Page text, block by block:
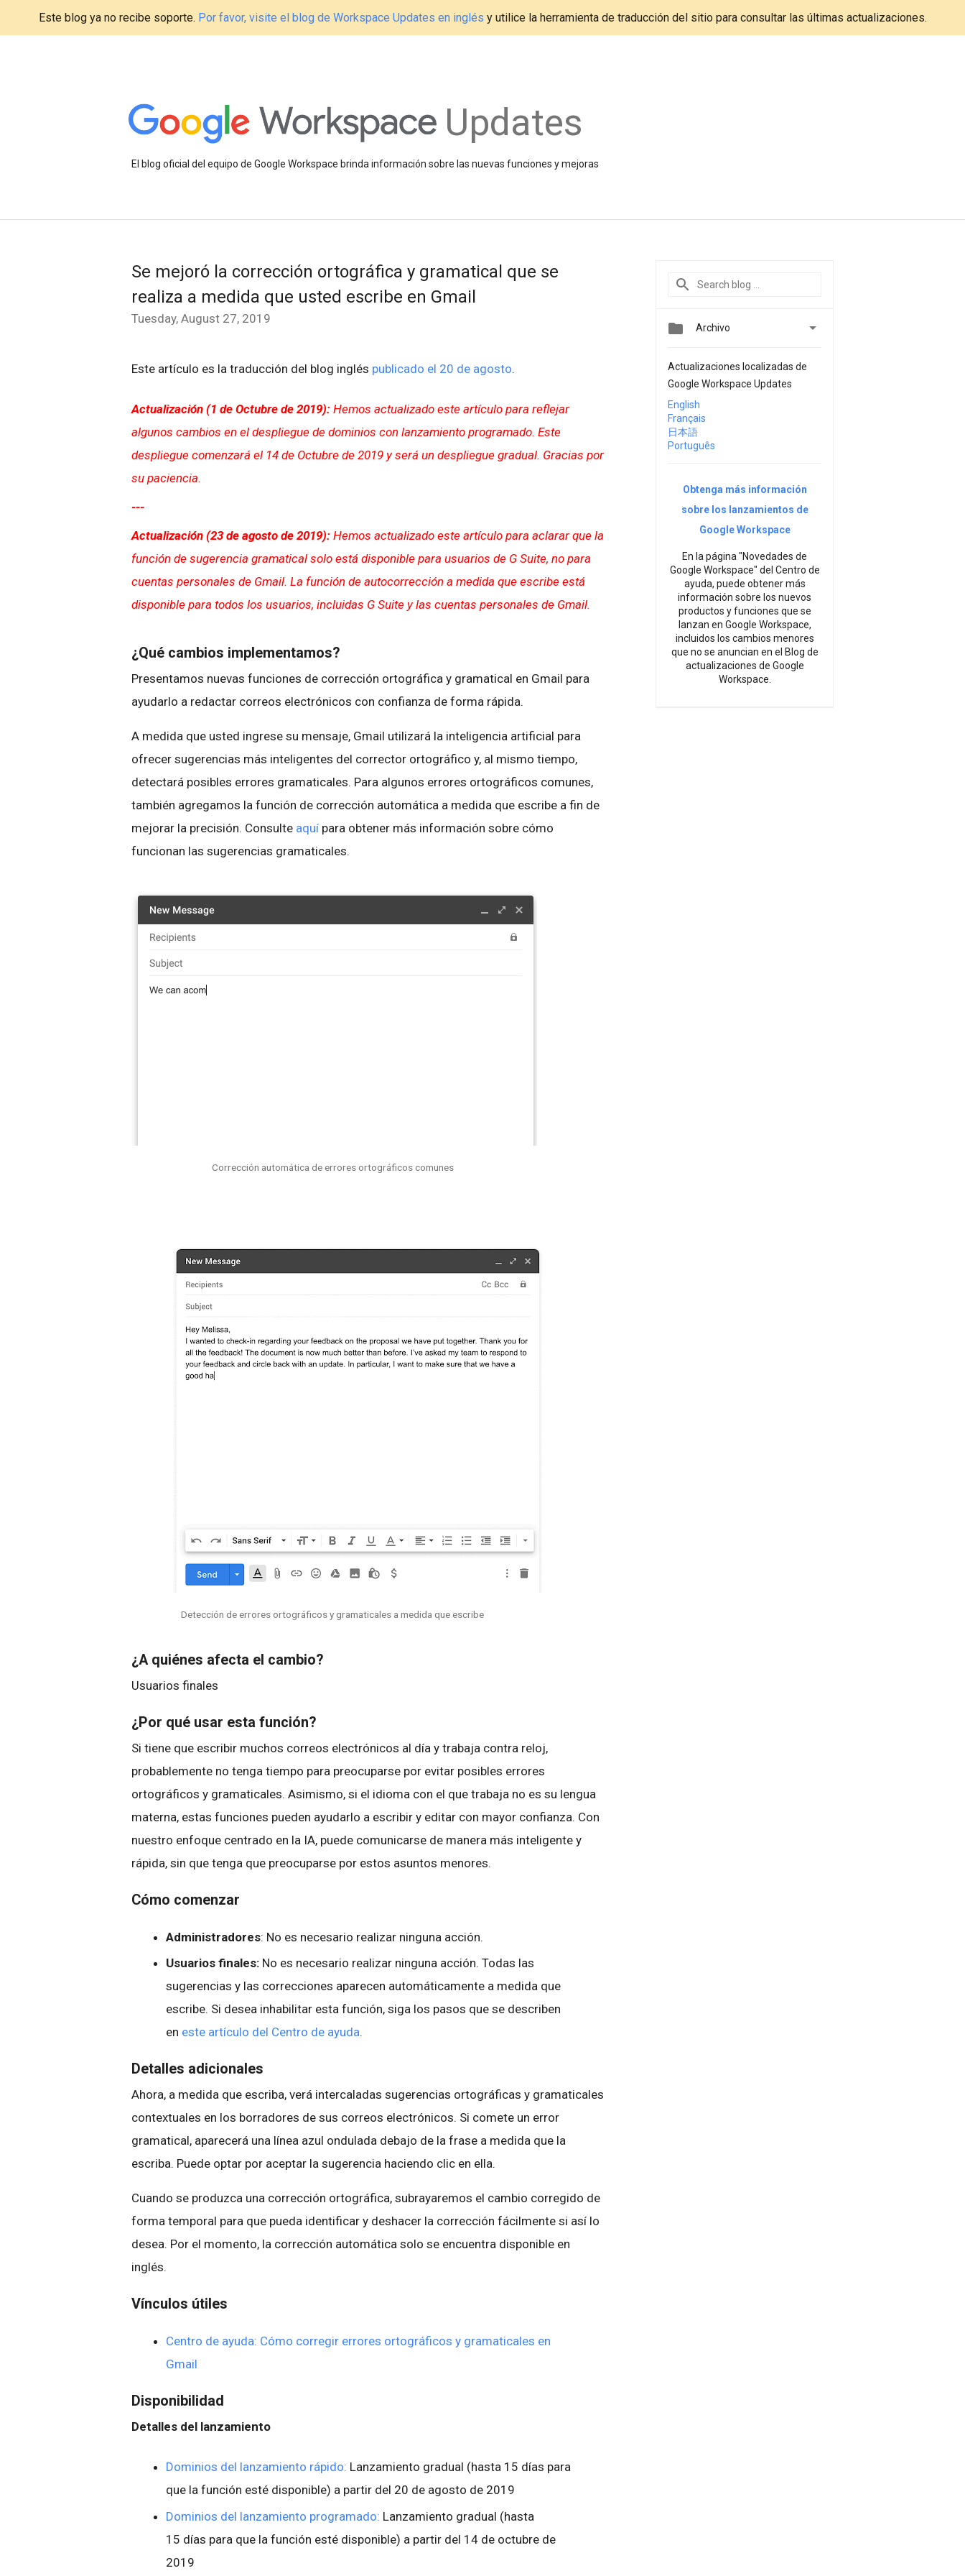
Este blog ya no recibe soporte. Por favor, visite el blog de Workspace Updates en inglés y utilice la herramienta de traducción del sitio para consultar las últimas actualizaciones.
Updates
El blog oficial del equipo de Google Workspace brinda información sobre las nuevas funciones y mejoras
Se mejoró la corrección ortográfica y gramatical que se
realiza a medida que usted escribe en Gmail
Tuesday, August 27, 2019
Este artículo es la traducción del blog inglés publicado el 20 de agosto.
Actualización (1 de Octubre de 2019): Hemos actualizado este artículo para reflejar
algunos cambios en el despliegue de dominios con lanzamiento programado. Este
despliegue comenzará el 14 de Octubre de 2019 y será un despliegue gradual. Gracias por
su paciencia.
---
Actualización (23 de agosto de 2019): Hemos actualizado este artículo para aclarar que la
función de sugerencia gramatical solo está disponible para usuarios de G Suite, no para
cuentas personales de Gmail. La función de autocorrección a medida que escribe está
disponible para todos los usuarios, incluidas G Suite y las cuentas personales de Gmail.
¿Qué cambios implementamos?
Presentamos nuevas funciones de corrección ortográfica y gramatical en Gmail para
ayudarlo a redactar correos electrónicos con confianza de forma rápida.
A medida que usted ingrese su mensaje, Gmail utilizará la inteligencia artificial para
ofrecer sugerencias más inteligentes del corrector ortográfico y, al mismo tiempo,
detectará posibles errores gramaticales. Para algunos errores ortográficos comunes,
también agregamos la función de corrección automática a medida que escribe a fin de
mejorar la precisión. Consulte aquí para obtener más información sobre cómo
funcionan las sugerencias gramaticales.
Corrección automática de errores ortográficos comunes
Detección de errores ortográficos y gramaticales a medida que escribe
¿A quiénes afecta el cambio?
Usuarios finales
¿Por qué usar esta función?
Si tiene que escribir muchos correos electrónicos al día y trabaja contra reloj,
probablemente no tenga tiempo para preocuparse por evitar posibles errores
ortográficos y gramaticales. Asimismo, si el idioma con el que trabaja no es su lengua
materna, estas funciones pueden ayudarlo a escribir y editar con mayor confianza. Con
nuestro enfoque centrado en la IA, puede comunicarse de manera más inteligente y
rápida, sin que tenga que preocuparse por estos asuntos menores.
Cómo comenzar
Administradores: No es necesario realizar ninguna acción.
Usuarios finales: No es necesario realizar ninguna acción. Todas las
sugerencias y las correcciones aparecen automáticamente a medida que
escribe. Si desea inhabilitar esta función, siga los pasos que se describen
en este artículo del Centro de ayuda.
Detalles adicionales
Ahora, a medida que escriba, verá intercaladas sugerencias ortográficas y gramaticales
contextuales en los borradores de sus correos electrónicos. Si comete un error
gramatical, aparecerá una línea azul ondulada debajo de la frase a medida que la
escriba. Puede optar por aceptar la sugerencia haciendo clic en ella.
Cuando se produzca una corrección ortográfica, subrayaremos el cambio corregido de
forma temporal para que pueda identificar y deshacer la corrección fácilmente si así lo
desea. Por el momento, la corrección automática solo se encuentra disponible en
inglés.
Vínculos útiles
Centro de ayuda: Cómo corregir errores ortográficos y gramaticales en
Gmail
Disponibilidad
Detalles del lanzamiento
Dominios del lanzamiento rápido: Lanzamiento gradual (hasta 15 días para
que la función esté disponible) a partir del 20 de agosto de 2019
Dominios del lanzamiento programado: Lanzamiento gradual (hasta
15 días para que la función esté disponible) a partir del 14 de octubre de
2019
 Archivo 
Actualizaciones localizadas de
Google Workspace Updates
English
Français
日本語
Português
Obtenga más información
sobre los lanzamientos de
Google Workspace
En la página "Novedades de
Google Workspace" del Centro de
ayuda, puede obtener más
información sobre los nuevos
productos y funciones que se
lanzan en Google Workspace,
incluidos los cambios menores
que no se anuncian en el Blog de
actualizaciones de Google
Workspace.